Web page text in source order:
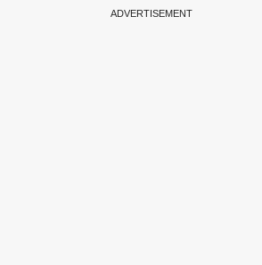
ADVERTISEMENT